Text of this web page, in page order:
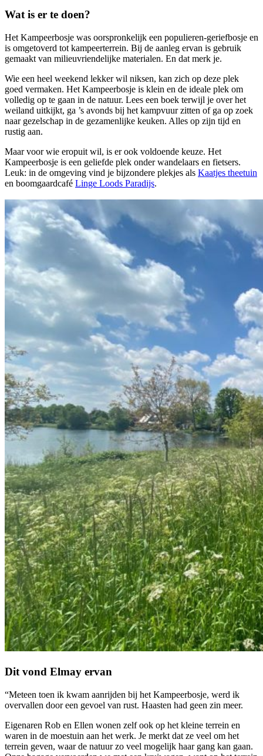
Wat is er te doen?
Het Kampeerbosje was oorspronkelijk een populieren-geriefbosje en
is omgetoverd tot kampeerterrein. Bij de aanleg ervan is gebruik
gemaakt van milieuvriendelijke materialen. En dat merk je.
Wie een heel weekend lekker wil niksen, kan zich op deze plek
goed vermaken. Het Kampeerbosje is klein en de ideale plek om
volledig op te gaan in de natuur. Lees een boek terwijl je over het
weiland uitkijkt, ga ’s avonds bij het kampvuur zitten of ga op zoek
naar gezelschap in de gezamenlijke keuken. Alles op zijn tijd en
rustig aan.
Maar voor wie eropuit wil, is er ook voldoende keuze. Het
Kampeerbosje is een geliefde plek onder wandelaars en fietsers.
Leuk: in de omgeving vind je bijzondere plekjes als Kaatjes theetuin
en boomgaardcafé Linge Loods Paradijs.
Dit vond Elmay ervan
“Meteen toen ik kwam aanrijden bij het Kampeerbosje, werd ik
overvallen door een gevoel van rust. Haasten had geen zin meer.
Eigenaren Rob en Ellen wonen zelf ook op het kleine terrein en
waren in de moestuin aan het werk. Je merkt dat ze veel om het
terrein geven, waar de natuur zo veel mogelijk haar gang kan gaan.